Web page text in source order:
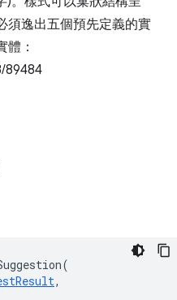
須逸出五個預先定義的實
體：
89484
(
,